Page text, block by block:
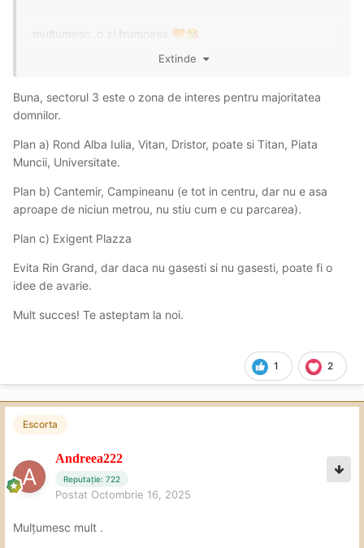
.mulțumesc..o zi frumoasa 🧡😘
Extinde
Buna, sectorul 3 este o zona de interes pentru majoritatea
domnilor.
Plan a) Rond Alba Iulia, Vitan, Dristor, poate si Titan, Piata
Muncii, Universitate.
Plan b) Cantemir, Campineanu (e tot in centru, dar nu e asa
aproape de niciun metrou, nu stiu cum e cu parcarea).
Plan c) Exigent Plazza
Evita Rin Grand, dar daca nu gasesti si nu gasesti, poate fi o
idee de avarie.
Mult succes! Te asteptam la noi.
1 2
Escorta
Andreea222
Reputație: 722
Postat Octombrie 16, 2025
Mulțumesc mult .